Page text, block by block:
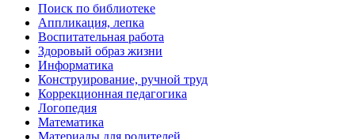
Поиск по библиотеке
Аппликация, лепка
Воспитательная работа
Здоровый образ жизни
Информатика
Конструирование, ручной труд
Коррекционная педагогика
Логопедия
Математика
Материалы для родителей